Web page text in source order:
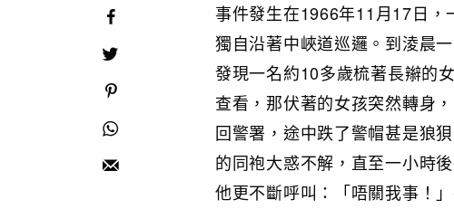
事件發生在1966年11月17日，
獨自沿著中峽道巡邏。到淩晨
發現一名約10多歲梳著長辮的
查看，那伏著的女孩突然轉身
回警署，途中跌了警帽甚是狼
的同袍大惑不解，直至一小時
他更不斷呼叫：「唔關我事！